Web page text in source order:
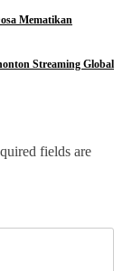
Mematikan
Streaming Global
fields are